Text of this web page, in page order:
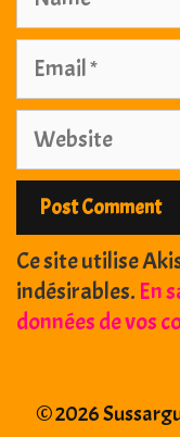
Email
Website
Ce site utilise
indésirables. En
données de vos
© 2026